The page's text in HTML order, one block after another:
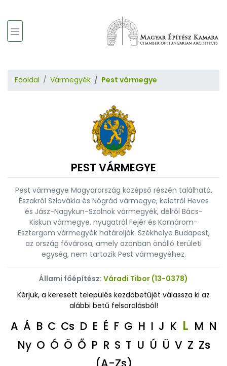
Főoldal Vármegyék Pest vármegye
PEST VÁRMEGYE
Pest vármegye Magyarország középső részén található.
Északról Szlovákia és Nógrád vármegye, keletről Heves
és Jász-Nagykun-Szolnok vármegyék, délről Bács-
Kiskun vármegye, nyugatról Fejér és Komárom-
Esztergom vármegyék határolják. Székhelye Budapest,
az ország fővárosa, amely azonban önálló területi
egység, nem tartozik Pest vármegyéhez.
Állami főépítész: Váradi Tibor (13-0378)
Kérjük, a keresett település kezdőbetűjét válassza ki az
alábbi betű felsorolásból!
A Á B C Cs D E É F G H I J K L M N
Ny O Ó Ö Ő P R S T U Ú Ü V Z Zs